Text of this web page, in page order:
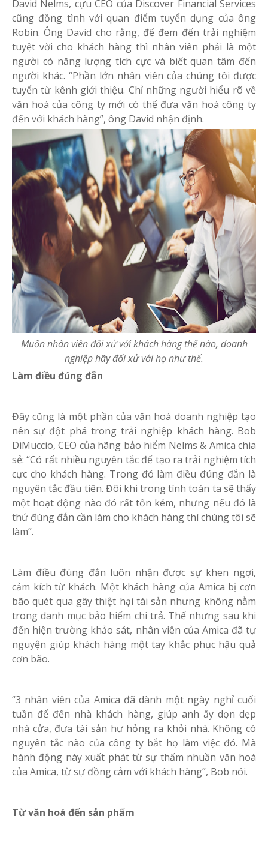
David Nelms, cựu CEO của Discover Financial Services
cũng đồng tình với quan điểm tuyển dụng của ông
Robin. Ông David cho rằng, để đem đến trải nghiệm
tuyệt vời cho khách hàng thì nhân viên phải là một
người có năng lượng tích cực và biết quan tâm đến
người khác. “Phần lớn nhân viên của chúng tôi được
tuyển từ kênh giới thiệu. Chỉ những người hiểu rõ về
văn hoá của công ty mới có thể đưa văn hoá công ty
đến với khách hàng”, ông David nhận định.
Muốn nhân viên đối xử với khách hàng thế nào, doanh
nghiệp hãy đối xử với họ như thế.
Làm điều đúng đắn
Đây cũng là một phần của văn hoá doanh nghiệp tạo
nên sự đột phá trong trải nghiệp khách hàng. Bob
DiMuccio, CEO của hãng bảo hiểm Nelms & Amica chia
sẻ: “Có rất nhiều nguyên tắc để tạo ra trải nghiệm tích
cực cho khách hàng. Trong đó làm điều đúng đắn là
nguyên tắc đầu tiên. Đôi khi trong tính toán ta sẽ thấy
một hoạt động nào đó rất tốn kém, nhưng nếu đó là
thứ đúng đắn cần làm cho khách hàng thì chúng tôi sẽ
làm”.
Làm điều đúng đắn luôn nhận được sự khen ngợi,
cảm kích từ khách. Một khách hàng của Amica bị cơn
bão quét qua gây thiệt hại tài sản nhưng không nằm
trong danh mục bảo hiểm chi trả. Thế nhưng sau khi
đến hiện trường khảo sát, nhân viên của Amica đã tự
nguyện giúp khách hàng một tay khắc phục hậu quả
cơn bão.
“3 nhân viên của Amica đã dành một ngày nghỉ cuối
tuần để đến nhà khách hàng, giúp anh ấy dọn dẹp
nhà cửa, đưa tài sản hư hỏng ra khỏi nhà. Không có
nguyên tắc nào của công ty bắt họ làm việc đó. Mà
hành động này xuất phát từ sự thấm nhuần văn hoá
của Amica, từ sự đồng cảm với khách hàng”, Bob nói.
Từ văn hoá đến sản phẩm